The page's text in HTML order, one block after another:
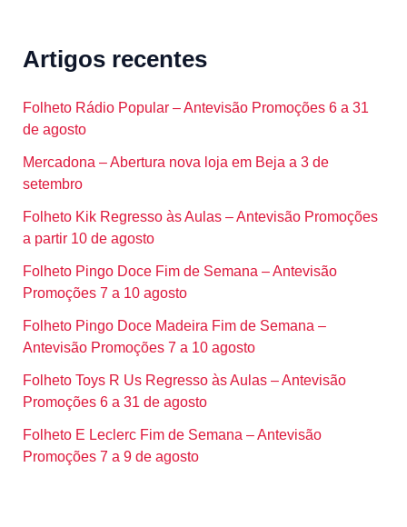
Artigos recentes
Folheto Rádio Popular – Antevisão Promoções 6 a 31
de agosto
Mercadona – Abertura nova loja em Beja a 3 de
setembro
Folheto Kik Regresso às Aulas – Antevisão Promoções
a partir 10 de agosto
Folheto Pingo Doce Fim de Semana – Antevisão
Promoções 7 a 10 agosto
Folheto Pingo Doce Madeira Fim de Semana –
Antevisão Promoções 7 a 10 agosto
Folheto Toys R Us Regresso às Aulas – Antevisão
Promoções 6 a 31 de agosto
Folheto E Leclerc Fim de Semana – Antevisão
Promoções 7 a 9 de agosto